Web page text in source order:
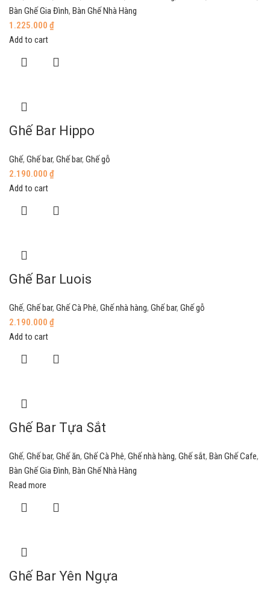
Bàn Ghế Gia Đình, Bàn Ghế Nhà Hàng
1.225.000 ₫
Add to cart
Ghế Bar Hippo
Ghế, Ghế bar, Ghế bar, Ghế gỗ
2.190.000 ₫
Add to cart
Ghế Bar Luois
Ghế, Ghế bar, Ghế Cà Phê, Ghế nhà hàng, Ghế bar, Ghế gỗ
2.190.000 ₫
Add to cart
Ghế Bar Tựa Sắt
Ghế, Ghế bar, Ghế ăn, Ghế Cà Phê, Ghế nhà hàng, Ghế sắt, Bàn Ghế Cafe,
Bàn Ghế Gia Đình, Bàn Ghế Nhà Hàng
Read more
Ghế Bar Yên Ngựa